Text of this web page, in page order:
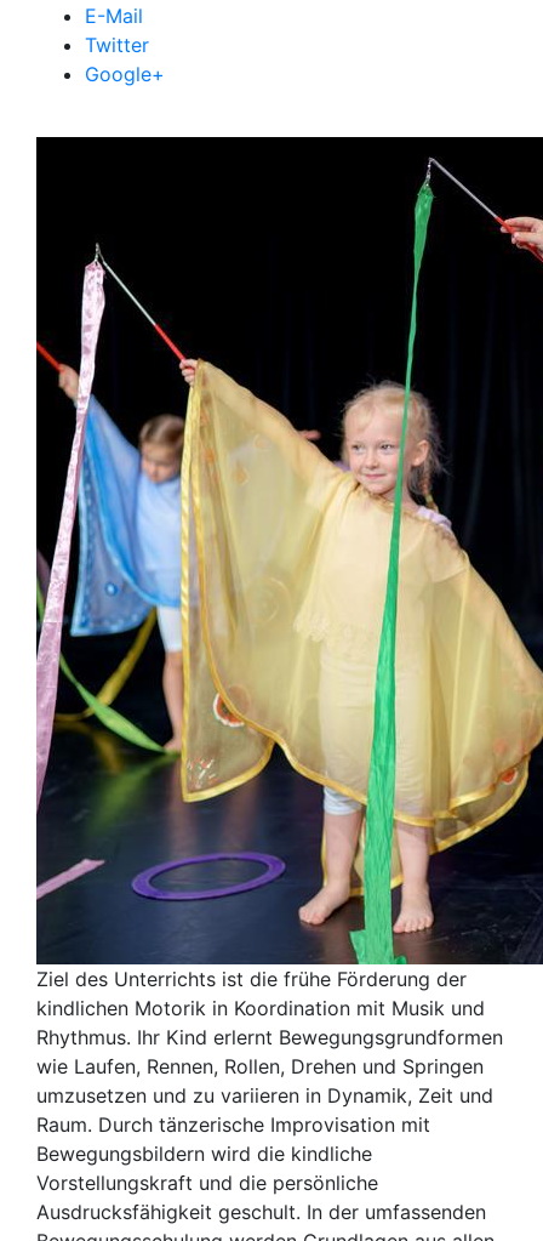
E-Mail
Twitter
Google+
Ziel des Unterrichts ist die frühe Förderung der
kindlichen Motorik in Koordination mit Musik und
Rhythmus. Ihr Kind erlernt Bewegungsgrundformen
wie Laufen, Rennen, Rollen, Drehen und Springen
umzusetzen und zu variieren in Dynamik, Zeit und
Raum. Durch tänzerische Improvisation mit
Bewegungsbildern wird die kindliche
Vorstellungskraft und die persönliche
Ausdrucksfähigkeit geschult. In der umfassenden